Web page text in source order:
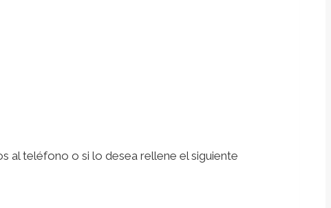
al teléfono o si lo desea rellene el siguiente